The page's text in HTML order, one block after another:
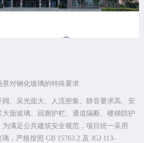
对钢化玻璃的特殊要求
、采光面大、人流密集、静音要求高、安
面玻璃、回廊护栏、通道隔断、楼梯防护
满足公共建筑安全规范，项目统一采用
，严格按照 GB 15763.2 及 JGJ 113-